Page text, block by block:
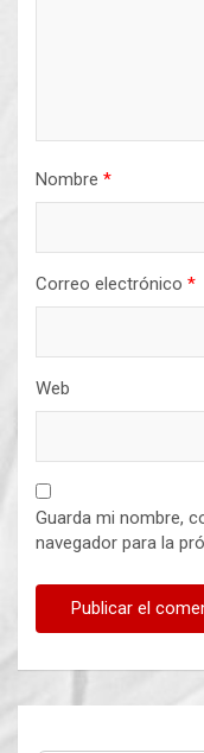
Nombre *
Correo electrónico *
Web
Guarda mi nombre,
navegador para la